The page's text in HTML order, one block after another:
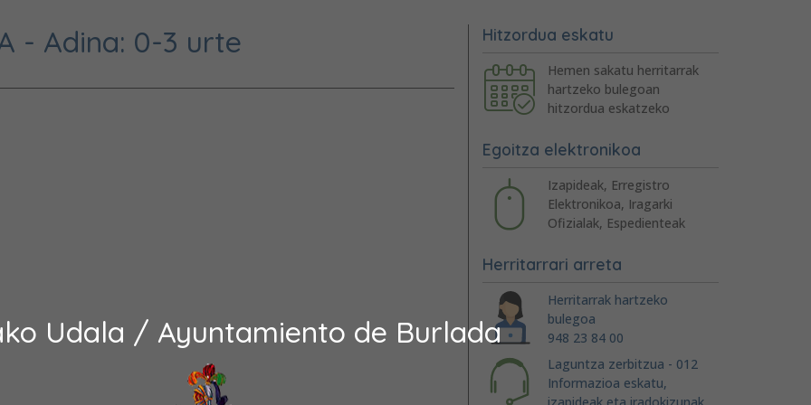
Udala / Ayuntamiento de Burlada
- Adina: 0-3 urte Hitzordua eskatu
Hemen sakatu herritarrak
hartzeko bulegoan
hitzordua eskatzeko
Egoitza elektronikoa
Izapideak, Erregistro
Elektronikoa, Iragarki
Ofizialak, Espedienteak
Herritarrari arreta
Herritarrak hartzeko
bulegoa
948 23 84 00
Laguntza zerbitzua - 012
Informazioa eskatu,